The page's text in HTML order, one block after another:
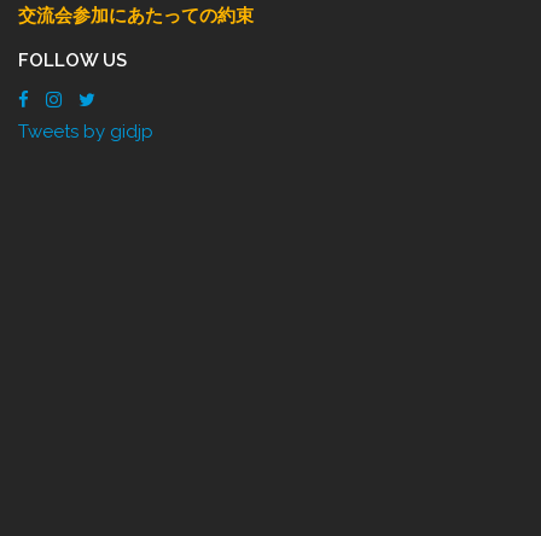
交流会参加にあたっての約束
FOLLOW US
Tweets by gidjp